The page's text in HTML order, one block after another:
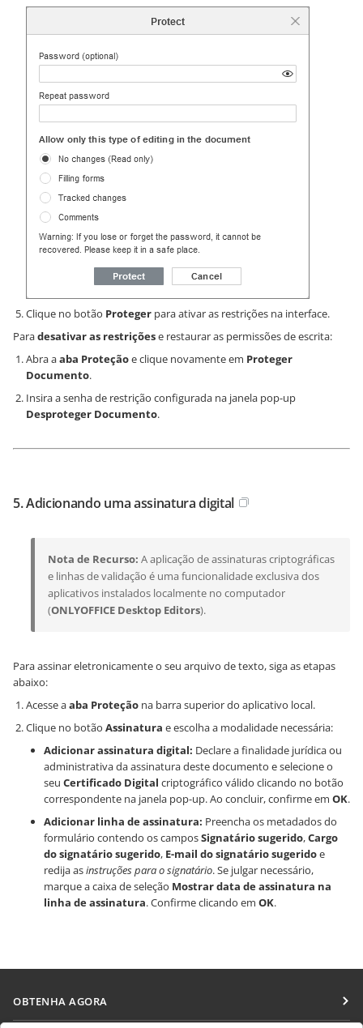
Clique no botão Proteger para ativar as restrições na interface.
Paradesativar as restriçõese restaurar as permissões de escrita:
Abra aaba Proteçãoe clique novamente em Proteger
Documento.
Insira a senha de restrição configurada na janela pop-up
Desproteger Documento.
5. Adicionando uma assinatura digital
Nota de Recurso: A aplicação de assinaturas criptográficas
e linhas de validação é uma funcionalidade exclusiva dos
aplicativos instalados localmente no computador
(ONLYOFFICE Desktop Editors).
Para assinar eletronicamente o seu arquivo de texto, siga as etapas
abaixo:
Acesse aaba Proteção na barra superior do aplicativo local.
Clique no botão Assinatura e escolha a modalidade necessária:
Adicionar assinatura digital: Declare a finalidade jurídica ou
administrativa da assinatura deste documento e selecione o
seu Certificado Digital criptográfico válido clicando no botão
correspondente na janela pop-up. Ao concluir, confirme em OK.
Adicionar linha de assinatura: Preencha os metadados do
formulário contendo os camposSignatário sugerido,Cargo
do signatário sugerido, E-mail do signatário sugeridoe
redija asinstruções para o signatário. Se julgar necessário,
marque a caixa de seleção Mostrar data de assinatura na
linha de assinatura. Confirme clicando em OK.
OBTENHA AGORA